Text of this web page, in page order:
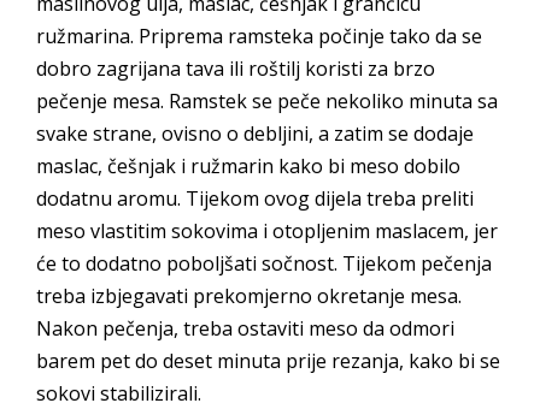
ružmarina. Priprema ramsteka počinje tako da se
dobro zagrijana tava ili roštilj koristi za brzo
pečenje mesa. Ramstek se peče nekoliko minuta sa
svake strane, ovisno o debljini, a zatim se dodaje
maslac, češnjak i ružmarin kako bi meso dobilo
dodatnu aromu. Tijekom ovog dijela treba preliti
meso vlastitim sokovima i otopljenim maslacem, jer
će to dodatno poboljšati sočnost. Tijekom pečenja
treba izbjegavati prekomjerno okretanje mesa.
Nakon pečenja, treba ostaviti meso da odmori
barem pet do deset minuta prije rezanja, kako bi se
sokovi stabilizirali.